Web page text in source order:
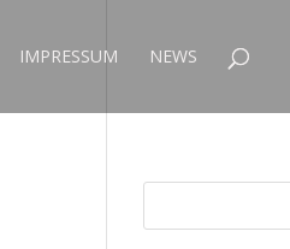
IMPRESSUM NEWS